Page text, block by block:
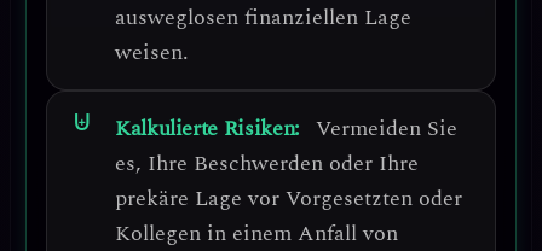
ausweglosen finanziellen Lage
weisen.
Kalkulierte Risiken: Vermeiden Sie
es, Ihre Beschwerden oder Ihre
prekäre Lage vor Vorgesetzten oder
Kollegen in einem Anfall von